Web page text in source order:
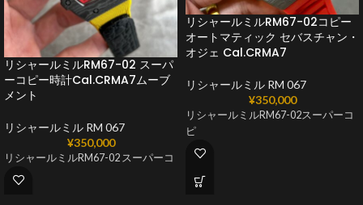
リシャールミルRM67-02 スーパ
ーコピー時計Cal.CRMA7ムーブ
メント
リシャールミル RM 067
¥350,000
リシャールミルRM67-02 スーパーコ
リシャールミルRM67-02コピー
オートマティック セバスチャン・
オジェ Cal.CRMA7
リシャールミル RM 067
¥350,000
リシャールミルRM67-02スーパーコ
ピ